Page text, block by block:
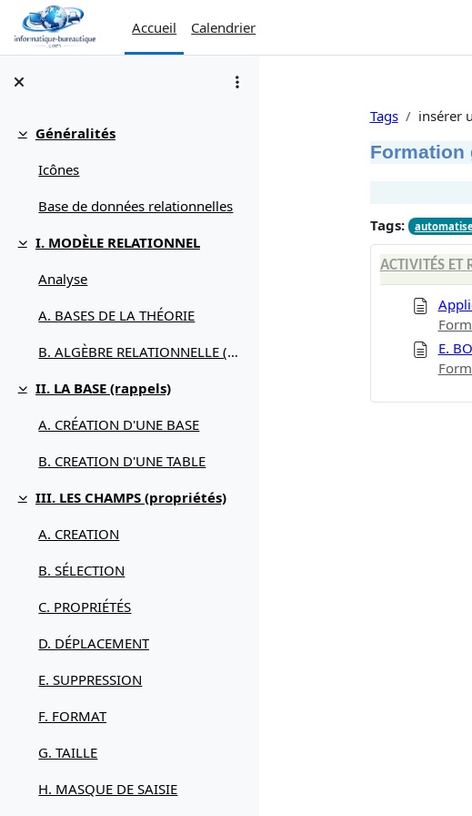
Passer au contenu principal
Accueil
Calendrier
Replier
Généralités
Icônes
Base de données relationnelles
Replier
I. MODÈLE RELATIONNEL
Analyse
A. BASES DE LA THÉORIE
B. ALGÈBRE RELATIONNELLE (débuter avec)
Replier
II. LA BASE (rappels)
A. CRÉATION D'UNE BASE
B. CREATION D'UNE TABLE
Replier
III. LES CHAMPS (propriétés)
A. CREATION
B. SÉLECTION
C. PROPRIÉTÉS
D. DÉPLACEMENT
E. SUPPRESSION
F. FORMAT
G. TAILLE
H. MASQUE DE SAISIE
Tags
insérer
Formation
Tags:
ACTIVITÉS ET
E.